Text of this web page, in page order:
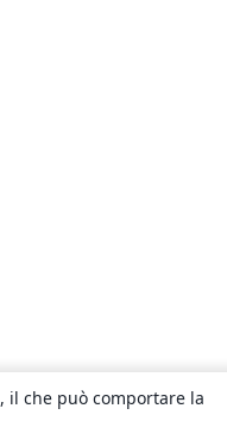
il che può comportare la